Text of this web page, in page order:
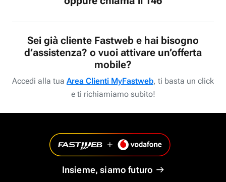
Sei già cliente Fastweb e hai bisogno
d’assistenza? o vuoi attivare un’offerta
mobile?
Accedi alla tua Area Clienti MyFastweb, ti basta un click
e ti richiamiamo subito!
Insieme, siamo futuro